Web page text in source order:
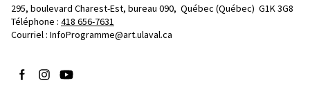
295, boulevard Charest-Est, bureau 090, Québec (Québec)  G1K 3G8
Téléphone : 418 656-7631
Courriel : InfoProgramme@art.ulaval.ca
Suivez-nous sur Facebook
Suivez-nous sur Instagram
Suivez-nous sur YouTube